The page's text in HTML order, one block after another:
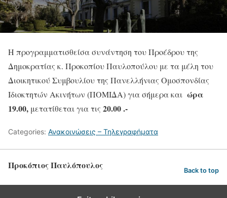
Η προγραμματισθείσα συνάντηση του Προέδρου της
Δημοκρατίας κ. Προκοπίου Παυλοπούλου με τα μέλη του
Διοικητικού Συμβουλίου της Πανελλήνιας Ομοσπονδίας
Ιδιοκτητών Ακινήτων (ΠΟΜΙΔΑ) για σήμερα και ώρα
19.00, μετατίθεται για τις 20.00 .-
Categories: Ανακοινώσεις – Τηλεγραφήματα
Προκόπιος Παυλόπουλος Back to top